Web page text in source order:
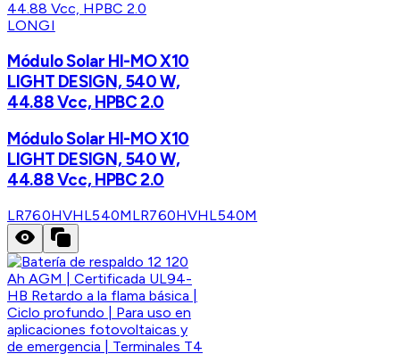
LONGI
Módulo Solar HI-MO X10
LIGHT DESIGN, 540 W,
44.88 Vcc, HPBC 2.0
Módulo Solar HI-MO X10
LIGHT DESIGN, 540 W,
44.88 Vcc, HPBC 2.0
LR760HVHL540MLR760HVHL540M